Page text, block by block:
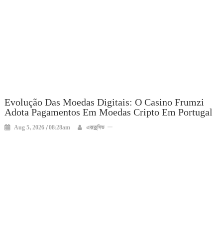
Evolução Das Moedas Digitais: O Casino Frumzi
Adota Pagamentos Em Moedas Cripto Em Portugal
Aug 5, 2026 / 08:28am এক্সক্লুসিভ